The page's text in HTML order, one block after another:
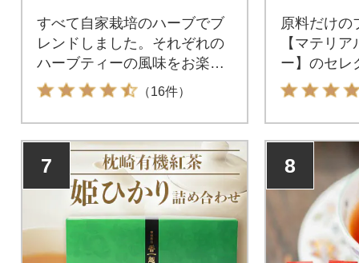
すべて自家栽培のハーブでブ
レンドしました。それぞれの
ハーブティーの風味をお楽し
みください。
（16件）
原料だけの
【マテリ
ー】のセレ
ト
7 8